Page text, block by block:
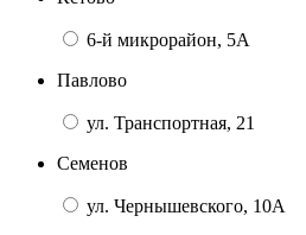
6-й микрорайон, 5А
Павлово
ул. Транспортная, 21
Семенов
ул. Чернышевского, 10А